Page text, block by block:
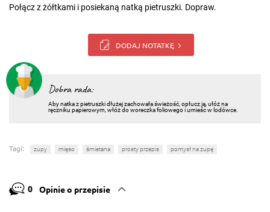
Połącz z żółtkami i posiekaną natką pietruszki. Dopraw.
DODAJ NOTATKĘ
Dobra rada:
Aby natka z pietruszki dłużej zachowała świeżość, opłucz ją, ułóż na
ręczniku papierowym, włóż do woreczka foliowego i umieśc w lodówce.
Tagi: zupy mięso śmietana prosty przepis pomysł na zupę
0 Opinie o przepisie